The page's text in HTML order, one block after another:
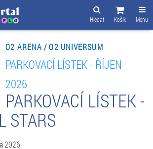
Menu
Košík
Hledat
O2 ARENA / O2 UNIVERSUM
PARKOVACÍ LÍSTEK - ŘÍJEN
2026
PARKOVACÍ LÍSTEK -
STARS
2026